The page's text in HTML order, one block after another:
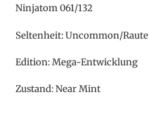
zum
hinzugefügt
Ninjatom 061/132
Seltenheit: Uncommon/Raute
Edition: Mega-Entwicklung
Zustand: Near Mint